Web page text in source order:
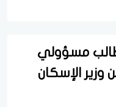
مطالب مسؤولي
وزير الإسكان